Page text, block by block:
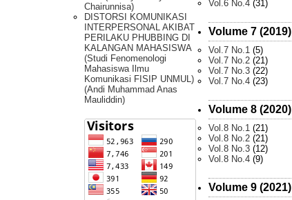
Chairunnisa)
DISTORSI KOMUNIKASI
INTERPERSONAL AKIBAT
PERILAKU PHUBBING DI
KALANGAN MAHASISWA
(Studi Fenomenologi
Mahasiswa Ilmu
Komunikasi FISIP UNMUL)
(Andi Muhammad Anas
Mauliddin)
Vol.6 No.4 (31)
Volume 7 (2019)
Vol.7 No.1 (5)
Vol.7 No.2 (21)
Vol.7 No.3 (22)
Vol.7 No.4 (23)
Volume 8 (2020)
Vol.8 No.1 (21)
Vol.8 No.2 (21)
Vol.8 No.3 (12)
Vol.8 No.4 (9)
Volume 9 (2021)